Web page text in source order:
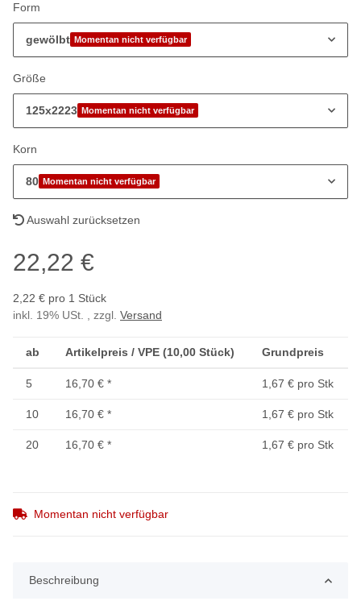
Form
gewölbt Momentan nicht verfügbar
Größe
125x2223 Momentan nicht verfügbar
Korn
80 Momentan nicht verfügbar
Auswahl zurücksetzen
22,22 €
2,22 € pro 1 Stück
inkl. 19% USt. , zzgl. Versand
ab Artikelpreis / VPE (10,00 Stück) Grundpreis
5 16,70 € * 1,67 € pro Stk
10 16,70 € * 1,67 € pro Stk
20 16,70 € * 1,67 € pro Stk
Momentan nicht verfügbar
Beschreibung